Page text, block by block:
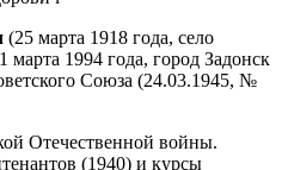
(25 марта 1918 года, село
марта 1994 года, город Задонск
Союза (24.03.1945, №
Отечественной войны.
(1940) и курсы